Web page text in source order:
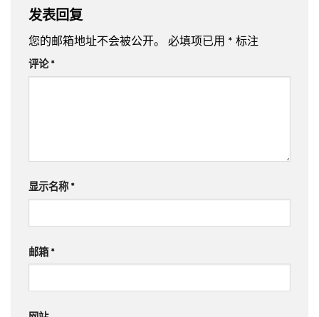
发表回复
您的邮箱地址不会被公开。 必填项已用 * 标注
评论*
显示名称*
邮箱*